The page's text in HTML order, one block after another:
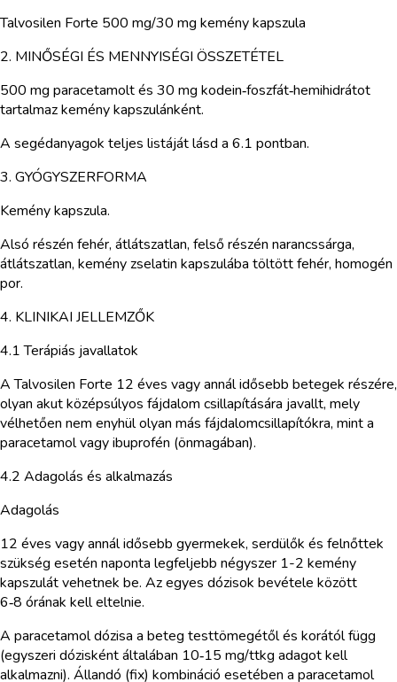
Talvosilen Forte 500 mg/30 mg kemény kapszula
2. MINŐSÉGI ÉS MENNYISÉGI ÖSSZETÉTEL
500 mg paracetamolt és 30 mg kodein‑foszfát‑hemihidrátot
tartalmaz kemény kapszulánként.
A segédanyagok teljes listáját lásd a 6.1 pontban.
3. GYÓGYSZERFORMA
Kemény kapszula.
Alsó részén fehér, átlátszatlan, felső részén narancssárga,
átlátszatlan, kemény zselatin kapszulába töltött fehér, homogén
por.
4. KLINIKAI JELLEMZŐK
4.1 Terápiás javallatok
A Talvosilen Forte 12 éves vagy annál idősebb betegek részére,
olyan akut középsúlyos fájdalom csillapítására javallt, mely
vélhetően nem enyhül olyan más fájdalomcsillapítókra, mint a
paracetamol vagy ibuprofén (önmagában).
4.2 Adagolás és alkalmazás
Adagolás
12 éves vagy annál idősebb gyermekek, serdülők és felnőttek
szükség esetén naponta legfeljebb négyszer 1-2 kemény
kapszulát vehetnek be. Az egyes dózisok bevétele között
6‑8 órának kell eltelnie.
A paracetamol dózisa a beteg testtömegétől és korától függ
(egyszeri dózisként általában 10‑15 mg/ttkg adagot kell
alkalmazni). Állandó (fix) kombináció esetében a paracetamol